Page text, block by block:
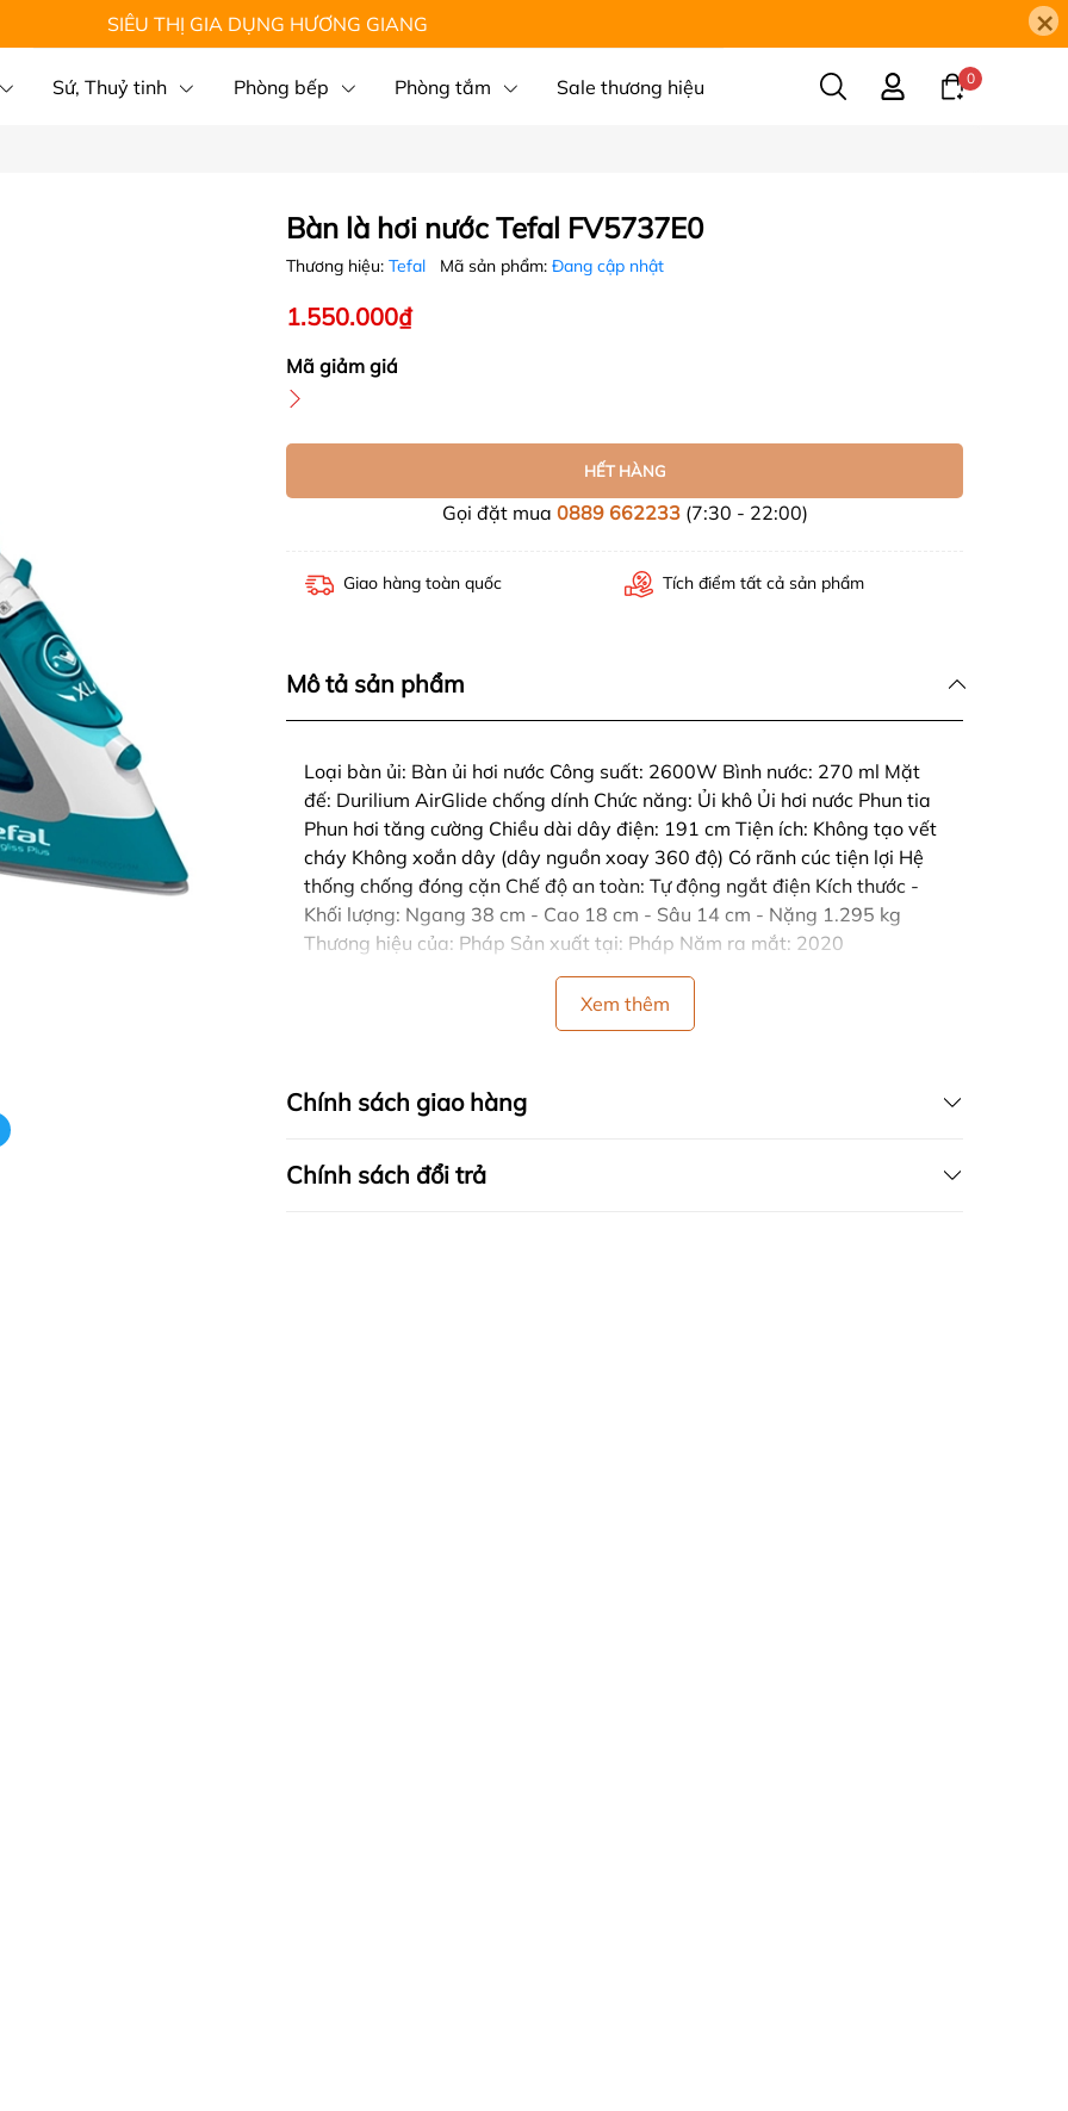
SIÊU THỊ GIA DỤNG HƯƠNG GIANG ×
Sứ, Thuỷ tinh Phòng bếp Phòng tắm Sale thương hiệu 0
Bàn là hơi nước Tefal FV5737E0
Thương hiệu: Tefal Mã sản phẩm: Đang cập nhật
1.550.000₫
Mã giảm giá
HẾT HÀNG
Gọi đặt mua 0889 662233(7:30 - 22:00)
Giao hàng toàn quốc Tích điểm tất cả sản phẩm
Mô tả sản phẩm
Loại bàn ủi: Bàn ủi hơi nước Công suất: 2600W Bình nước: 270 ml Mặt
đế: Durilium AirGlide chống dính Chức năng: Ủi khô Ủi hơi nước Phun tia
Phun hơi tăng cường Chiều dài dây điện: 191 cm Tiện ích: Không tạo vết
cháy Không xoắn dây (dây nguồn xoay 360 độ) Có rãnh cúc tiện lợi Hệ
thống chống đóng cặn Chế độ an toàn: Tự động ngắt điện Kích thước -
Khối lượng: Ngang 38 cm - Cao 18 cm - Sâu 14 cm - Nặng 1.295 kg
Thương hiệu của: Pháp Sản xuất tại: Pháp Năm ra mắt: 2020
Xem thêm
Chính sách giao hàng
Chính sách đổi trả